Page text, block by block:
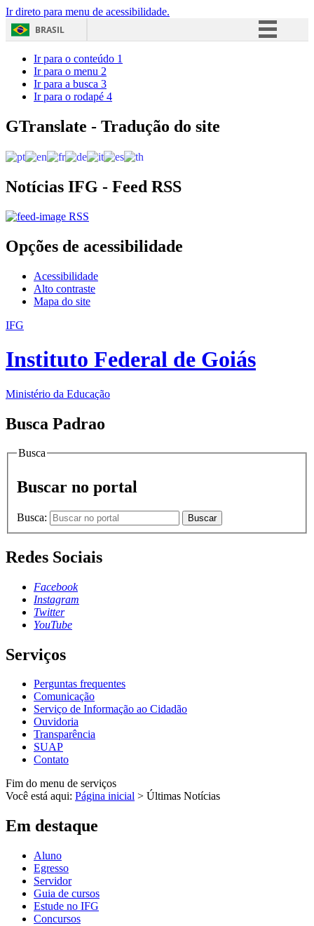
Ir direto para menu de acessibilidade.
BRASIL
Acesso à informação
Ir para o conteúdo 1
Ir para o menu 2
Ir para a busca 3
Ir para o rodapé 4
GTranslate - Tradução do site
Notícias IFG - Feed RSS
RSS
Opções de acessibilidade
Acessibilidade
Alto contraste
Mapa do site
IFG
Instituto Federal de Goiás
Ministério da Educação
Busca Padrao
Busca
Buscar no portal
Busca: Buscar
Redes Sociais
Facebook
Instagram
Twitter
YouTube
Serviços
Perguntas frequentes
Comunicação
Serviço de Informação ao Cidadão
Ouvidoria
Transparência
SUAP
Contato
Fim do menu de serviços
Você está aqui: Página inicial > Últimas Notícias
Em destaque
Aluno
Egresso
Servidor
Guia de cursos
Estude no IFG
Concursos